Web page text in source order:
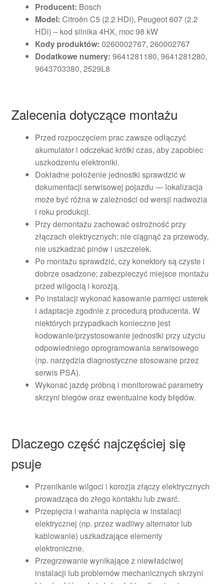
Producent: Bosch
Model: Citroën C5 (2.2 HDi), Peugeot 607 (2.2
HDi) – kod silnika 4HX, moc 98 kW
Kody produktów: 0260002767, 260002767
Dodatkowe numery: 9641281180, 9641281280,
9643703380, 2529L8
Zalecenia dotyczące montażu
Przed rozpoczęciem prac zawsze odłączyć
akumulator i odczekać krótki czas, aby zapobiec
uszkodzeniu elektroniki.
Dokładne położenie jednostki sprawdzić w
dokumentacji serwisowej pojazdu — lokalizacja
może być różna w zależności od wersji nadwozia
i roku produkcji.
Przy demontażu zachować ostrożność przy
złączach elektrycznych: nie ciągnąć za przewody,
nie uszkadzać pinów i uszczelek.
Po montażu sprawdzić, czy konektory są czyste i
dobrze osadzone; zabezpieczyć miejsce montażu
przed wilgocią i korozją.
Po instalacji wykonać kasowanie pamięci usterek
i adaptacje zgodnie z procedurą producenta. W
niektórych przypadkach konieczne jest
kodowanie/przystosowanie jednostki przy użyciu
odpowiedniego oprogramowania serwisowego
(np. narzędzia diagnostyczne stosowane przez
serwis PSA).
Wykonać jazdę próbną i monitorować parametry
skrzyni biegów oraz ewentualne kody błędów.
Dlaczego część najczęściej się
psuje
Przenikanie wilgoci i korozja złączy elektrycznych
prowadząca do złego kontaktu lub zwarć.
Przepięcia i wahania napięcia w instalacji
elektrycznej (np. przez wadliwy alternator lub
kablowanie) uszkadzające elementy
elektroniczne.
Przegrzewanie wynikające z niewłaściwej
instalacji lub problemów mechanicznych skrzyni